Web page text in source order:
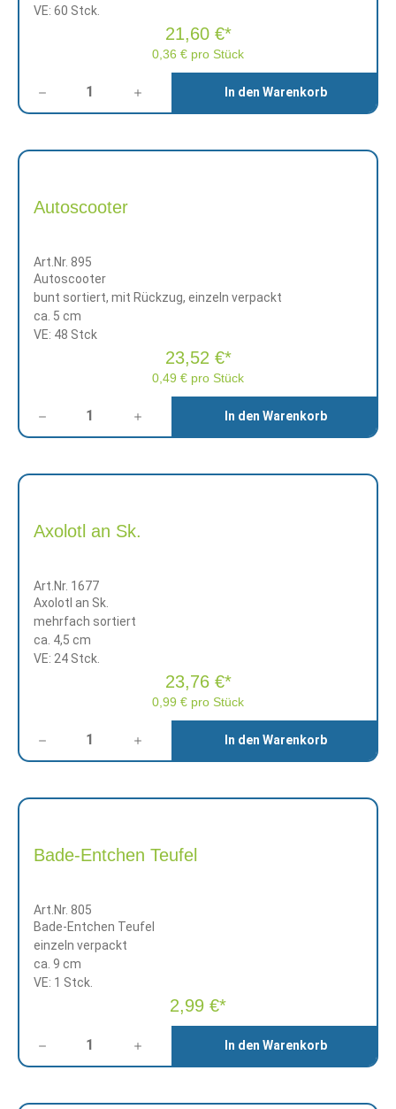
VE: 60 Stck.
0,36 € pro Stück
21,60 €*
In den Warenkorb
Autoscooter
Art.Nr. 895
Autoscooter
bunt sortiert, mit Rückzug, einzeln verpackt
ca. 5 cm
VE: 48 Stck
0,49 € pro Stück
23,52 €*
In den Warenkorb
Axolotl an Sk.
Art.Nr. 1677
Axolotl an Sk.
mehrfach sortiert
ca. 4,5 cm
VE: 24 Stck.
0,99 € pro Stück
23,76 €*
In den Warenkorb
Bade-Entchen Teufel
Art.Nr. 805
Bade-Entchen Teufel
einzeln verpackt
ca. 9 cm
VE: 1 Stck.
2,99 €*
In den Warenkorb